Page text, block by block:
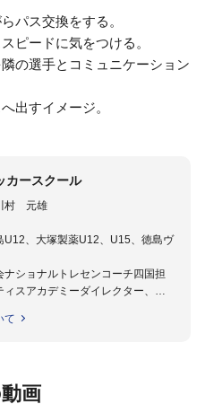
パス交換をする。
ピードに気をつける。
の選手とコミュニケーション
出すイメージ。
カースクール
村 元雄
U12、大塚製薬U12、U15、徳島ヴ
ナショナルトレセンコーチ四国担
スアカデミーダイレクター、
認B級養成講習会インストラクタ
ダーチーフインストラクター
て
画